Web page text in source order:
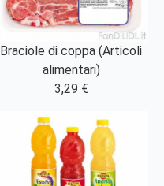
Braciole di coppa (Articoli
alimentari)
3,29 €